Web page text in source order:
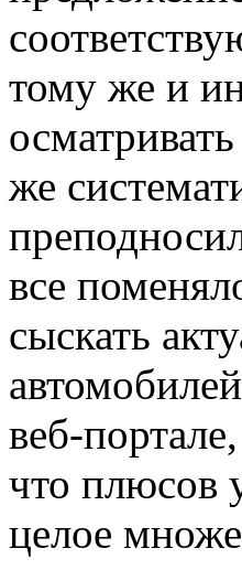
тому же и
же
все
сыскать
веб-
что плюсов
целое